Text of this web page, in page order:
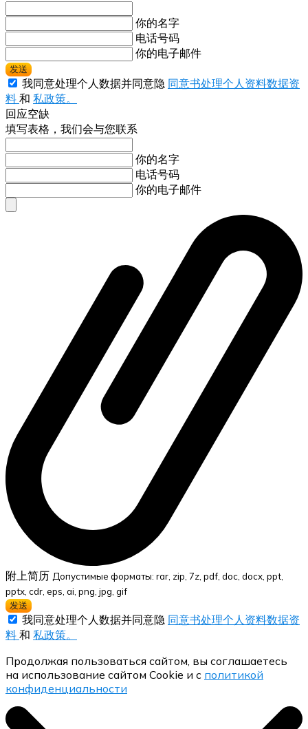
你的名字
电话号码
你的电子邮件
发送
我同意处理个人数据并同意隐 同意书处理个人资料数据资
料 和 私政策。
回应空缺
填写表格，我们会与您联系
你的名字
电话号码
你的电子邮件
附上简历 Допустимые форматы: rar, zip, 7z, pdf, doc, docx, ppt,
pptx, cdr, eps, ai, png, jpg, gif
发送
我同意处理个人数据并同意隐 同意书处理个人资料数据资
料 和 私政策。
Продолжая пользоваться сайтом, вы соглашаетесь
на использование сайтом Cookie и с политикой
конфиденциальности